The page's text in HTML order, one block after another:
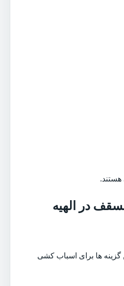
در الهیه
ها برای اسباب کشی